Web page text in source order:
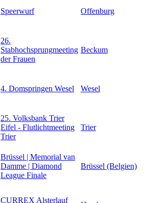
Speerwurf Offenburg
26.
Stabhochsprungmeeting
der Frauen
Beckum
4. Domspringen Wesel Wesel
25. Volksbank Trier
Eifel - Flutlichtmeeting
Trier
Trier
Brüssel | Memorial van
Damme | Diamond
League Finale
Brüssel (Belgien)
CURREX Alsterlauf